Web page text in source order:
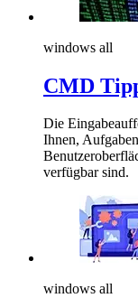
windows all
CMD
Die
Ihnen,
verfügbar sind.
windows all